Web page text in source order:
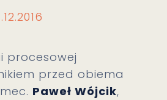
procesowej
przed obiema
Paweł Wójcik,